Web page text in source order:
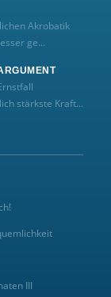
Akrobatik
ge...
stärkste Kraft...
III